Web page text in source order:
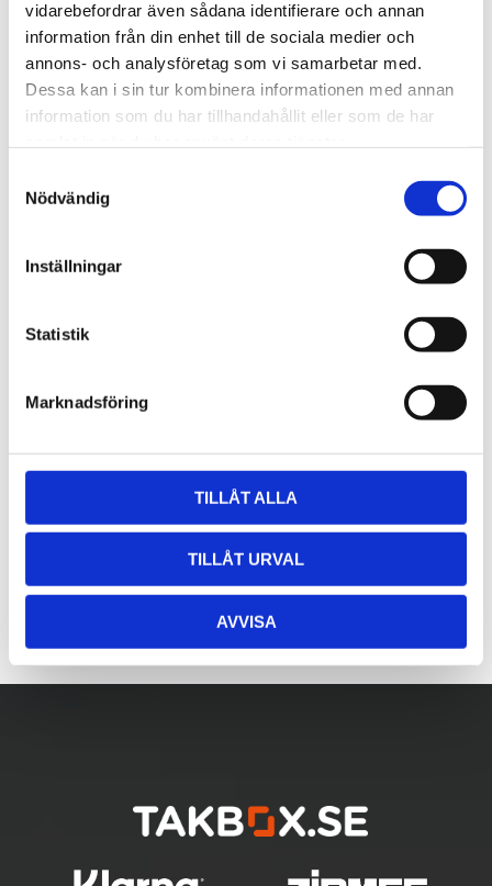
vidarebefordrar även sådana identifierare och annan
information från din enhet till de sociala medier och
annons- och analysföretag som vi samarbetar med.
Dessa kan i sin tur kombinera informationen med annan
information som du har tillhandahållit eller som de har
Nödvändig
Inställningar
Statistik
Marknadsföring
TILLÅT ALLA
TILLÅT URVAL
AVVISA
Lättmonterad
takräcken, för fordon utan
befintliga fästpunkter för
fabriksmonterade räcken.
1 795 kr
kr
Lättmonterad
Edge-takräcken, för
fordon utan befintliga
eller fabriksmonterade
räcken.
2 525kr
2 635